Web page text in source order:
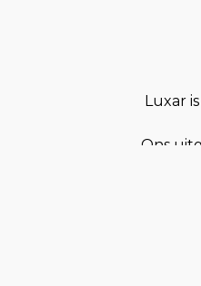
Luxar
Ons